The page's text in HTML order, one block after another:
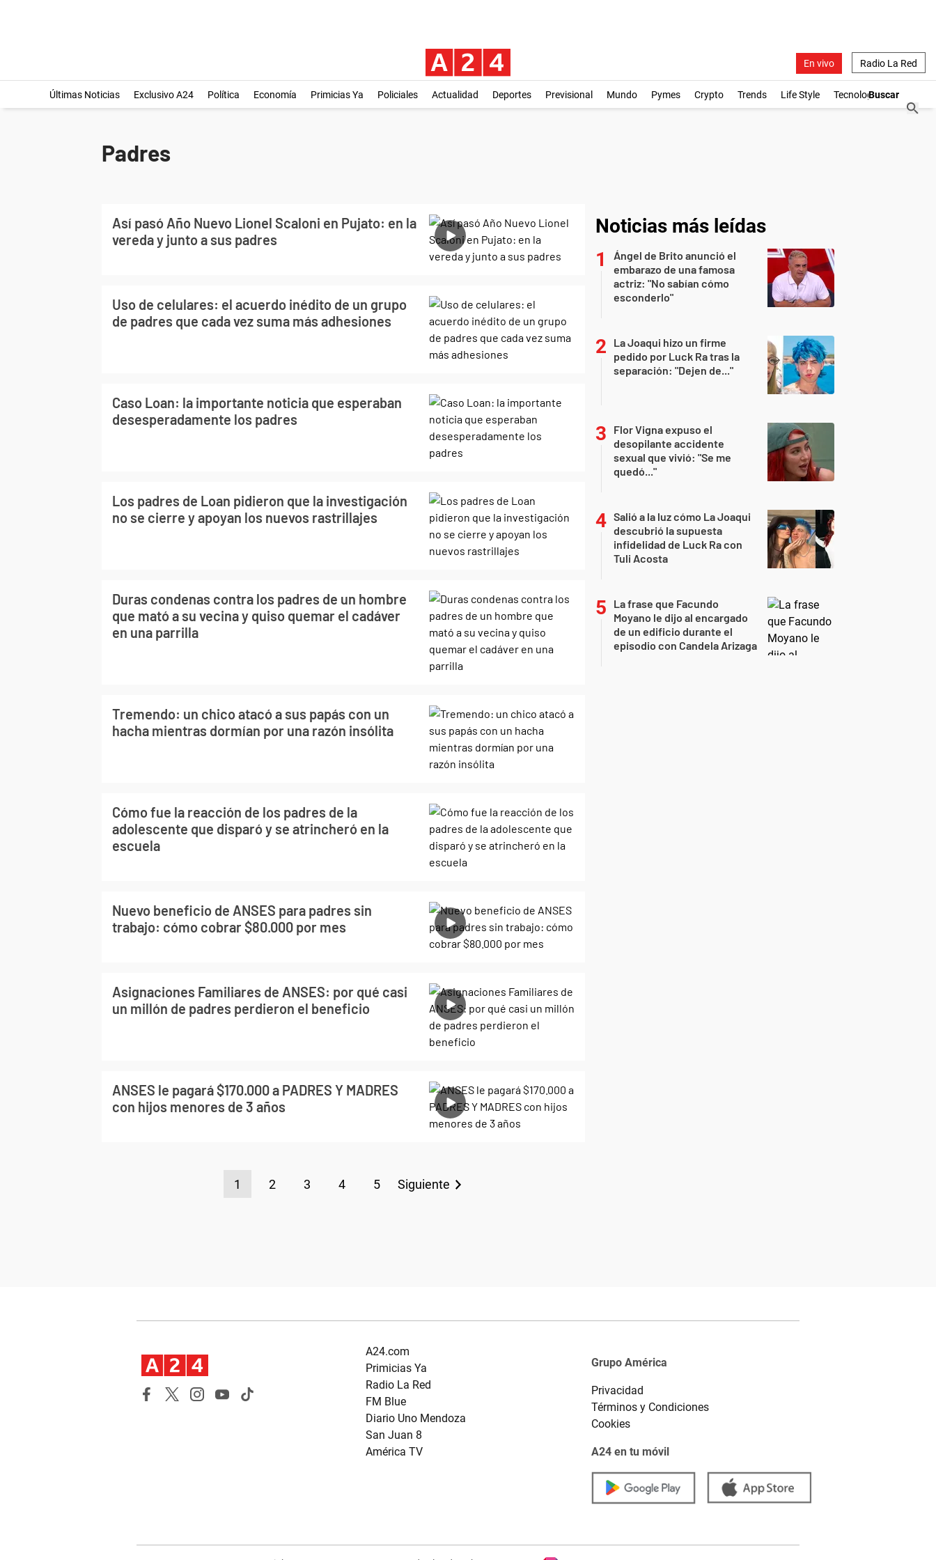
En vivo Radio La Red
Últimas Noticias Exclusivo A24 Política Economía Primicias Ya Policiales Actualidad Deportes Previsional Mundo Pymes Crypto Trends Life Style Tecnología
Padres
Así pasó Año Nuevo Lionel Scaloni en Pujato: en la
vereda y junto a sus padres
Uso de celulares: el acuerdo inédito de un grupo
de padres que cada vez suma más adhesiones
Caso Loan: la importante noticia que esperaban
desesperadamente los padres
Los padres de Loan pidieron que la investigación
no se cierre y apoyan los nuevos rastrillajes
Duras condenas contra los padres de un hombre
que mató a su vecina y quiso quemar el cadáver
en una parrilla
Tremendo: un chico atacó a sus papás con un
hacha mientras dormían por una razón insólita
Cómo fue la reacción de los padres de la
adolescente que disparó y se atrincheró en la
escuela
Nuevo beneficio de ANSES para padres sin
trabajo: cómo cobrar $80.000 por mes
Asignaciones Familiares de ANSES: por qué casi
un millón de padres perdieron el beneficio
ANSES le pagará $170.000 a PADRES Y MADRES
con hijos menores de 3 años
1 2 3 4 5 Siguiente
Noticias más leídas
Ángel de Brito anunció el
embarazo de una famosa
actriz: "No sabían cómo
esconderlo"
La Joaqui hizo un firme
pedido por Luck Ra tras la
separación: "Dejen de..."
Flor Vigna expuso el
desopilante accidente
sexual que vivió: "Se me
quedó..."
Salió a la luz cómo La Joaqui
descubrió la supuesta
infidelidad de Luck Ra con
Tuli Acosta
La frase que Facundo
Moyano le dijo al encargado
de un edificio durante el
episodio con Candela Arizaga
A24.com
Primicias Ya
Radio La Red
FM Blue
Diario Uno Mendoza
San Juan 8
América TV
Grupo América
Privacidad
Términos y Condiciones
Cookies
A24 en tu móvil